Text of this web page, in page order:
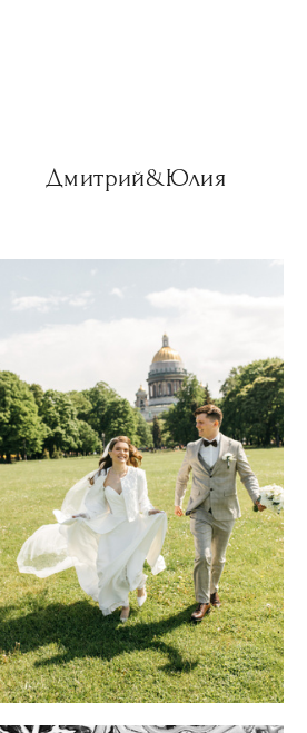
Дмитрий&Юлия